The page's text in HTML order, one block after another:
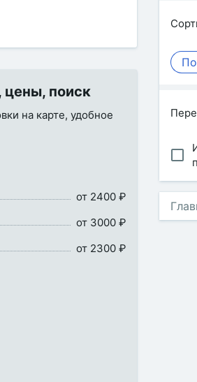
поиск
на карте, удобное
от 2400 ₽
от 3000 ₽
от 2300 ₽